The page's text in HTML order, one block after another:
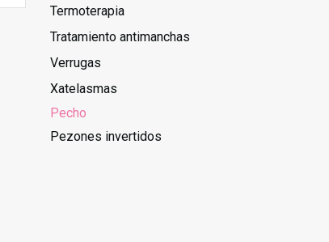
Termoterapia
Tratamiento antimanchas
Verrugas
Xatelasmas
Pecho
Pezones invertidos